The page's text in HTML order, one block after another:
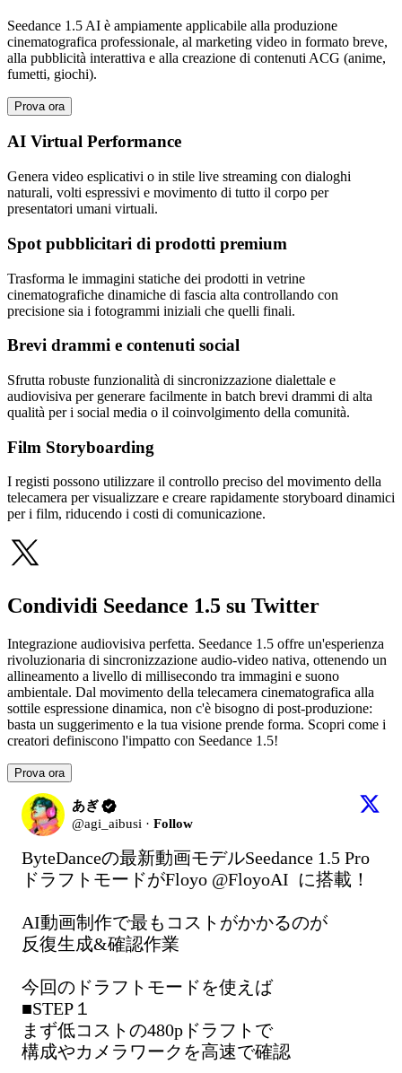
Seedance 1.5 AI è ampiamente applicabile alla produzione
cinematografica professionale, al marketing video in formato breve,
alla pubblicità interattiva e alla creazione di contenuti ACG (anime,
fumetti, giochi).
Prova ora
AI Virtual Performance
Genera video esplicativi o in stile live streaming con dialoghi
naturali, volti espressivi e movimento di tutto il corpo per
presentatori umani virtuali.
Spot pubblicitari di prodotti premium
Trasforma le immagini statiche dei prodotti in vetrine
cinematografiche dinamiche di fascia alta controllando con
precisione sia i fotogrammi iniziali che quelli finali.
Brevi drammi e contenuti social
Sfrutta robuste funzionalità di sincronizzazione dialettale e
audiovisiva per generare facilmente in batch brevi drammi di alta
qualità per i social media o il coinvolgimento della comunità.
Film Storyboarding
I registi possono utilizzare il controllo preciso del movimento della
telecamera per visualizzare e creare rapidamente storyboard dinamici
per i film, riducendo i costi di comunicazione.
Condividi Seedance 1.5 su Twitter
Integrazione audiovisiva perfetta. Seedance 1.5 offre un'esperienza
rivoluzionaria di sincronizzazione audio-video nativa, ottenendo un
allineamento a livello di millisecondo tra immagini e suono
ambientale. Dal movimento della telecamera cinematografica alla
sottile espressione dinamica, non c'è bisogno di post-produzione:
basta un suggerimento e la tua visione prende forma. Scopri come i
creatori definiscono l'impatto con Seedance 1.5!
Prova ora
あぎ
@agi_aibusi · Follow
ByteDanceの最新動画モデルSeedance 1.5 Pro
ドラフトモードがFloyo @FloyoAI
  に搭載！
AI動画制作で最もコストがかかるのが
反復生成&確認作業
今回のドラフトモードを使えば
■STEP１
まず低コストの480pドラフトで
構成やカメラワークを高速で確認